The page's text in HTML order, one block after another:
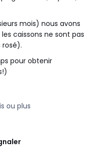
mois) nous avons
caissons ne sont pas
pour obtenir
ou plus